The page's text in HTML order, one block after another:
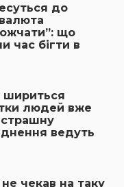
до
що
час бігти в
шириться
людей вже
ведуть
не чекав на таку